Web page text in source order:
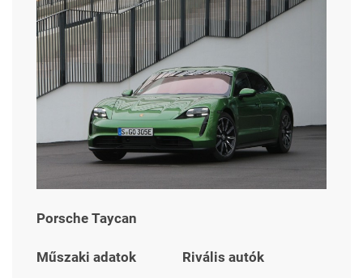
Porsche Taycan
Műszaki adatok Rivális autók